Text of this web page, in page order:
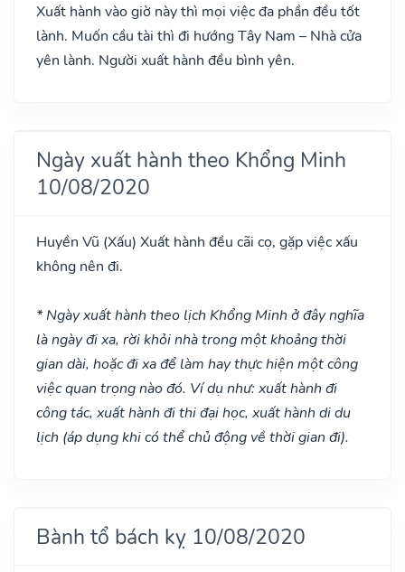
Xuất hành vào giờ này thì mọi việc đa phần đều tốt
lành. Muốn cầu tài thì đi hướng Tây Nam – Nhà cửa
yên lành. Người xuất hành đều bình yên.
Ngày xuất hành theo Khổng Minh
10/08/2020
Huyền Vũ (Xấu) Xuất hành đều cãi cọ, gặp việc xấu
không nên đi.
* Ngày xuất hành theo lịch Khổng Minh ở đây nghĩa
là ngày đi xa, rời khỏi nhà trong một khoảng thời
gian dài, hoặc đi xa để làm hay thực hiện một công
việc quan trọng nào đó. Ví dụ như: xuất hành đi
công tác, xuất hành đi thi đại học, xuất hành di du
lịch (áp dụng khi có thể chủ động về thời gian đi).
Bành tổ bách kỵ 10/08/2020